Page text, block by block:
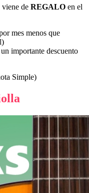
de REGALO en el
mes menos que
importante descuento
Simple)